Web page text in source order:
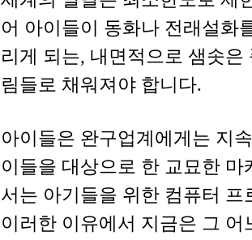
어 아이들이 동화나 전래설화
리게 되는, 내면적으로 샘솟
림들로 채워져야 합니다.
아이들은 완구업계에게는 지
이들을 대상으로 한 교묘한
서는 아기들을 위한 컴퓨터
이러한 이유에서 지금은 그